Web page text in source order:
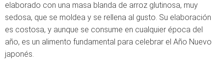
elaborado con una masa blanda de arroz glutinosa, muy
sedosa, que se moldea y se rellena al gusto. Su elaboración
es costosa, y aunque se consume en cualquier época del
año, es un alimento fundamental para celebrar el Año Nuevo
japonés.